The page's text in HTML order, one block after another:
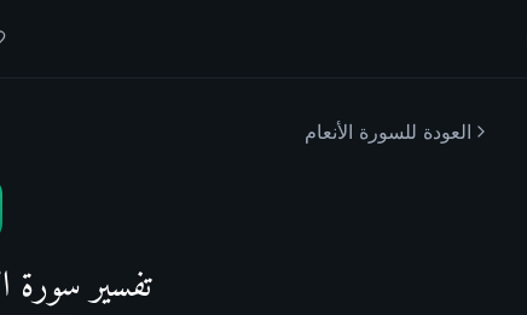
العودة للسورة الأنعام
تفسير سورة